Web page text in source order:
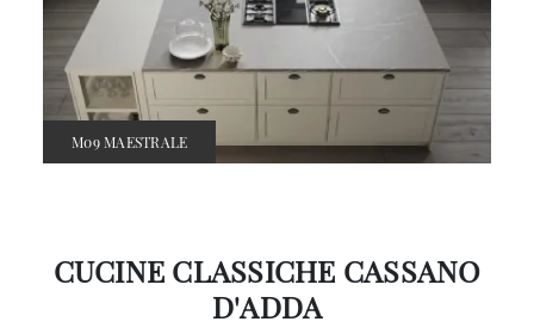
M09 MAESTRALE
CUCINE CLASSICHE CASSANO
D'ADDA